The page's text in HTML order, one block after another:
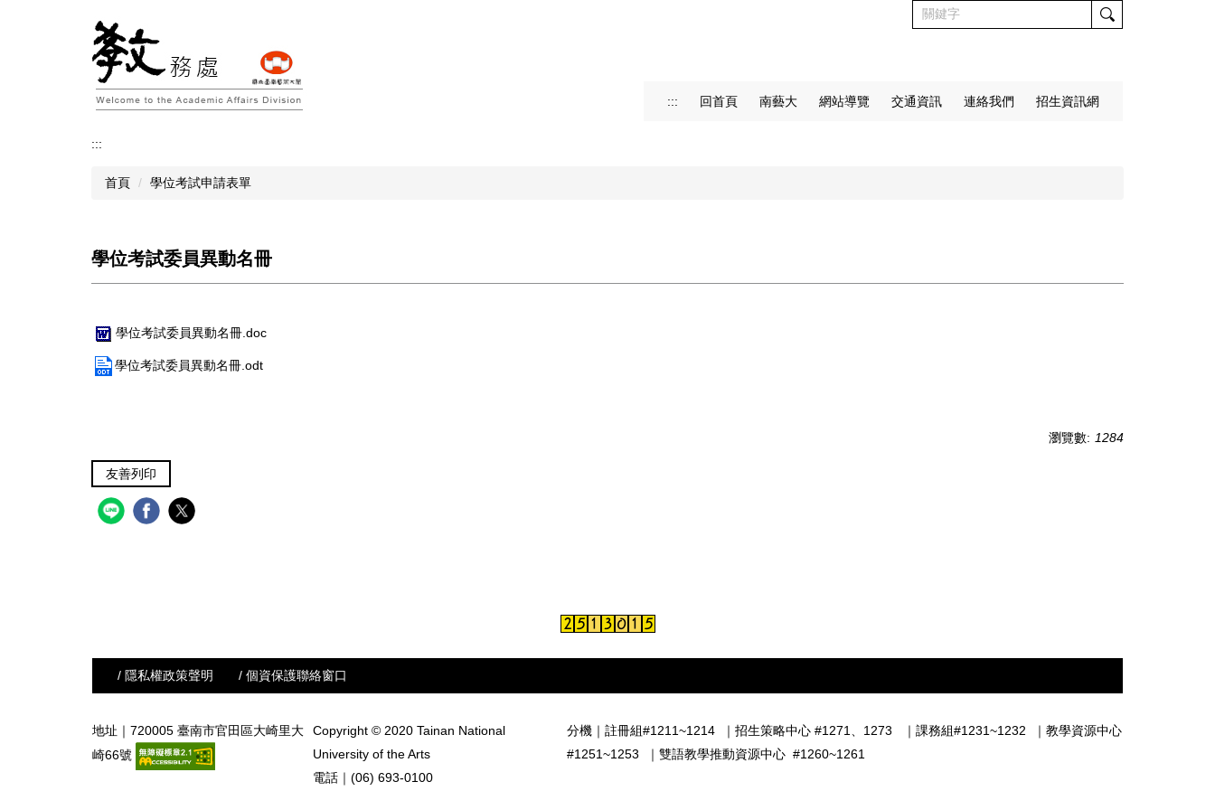
::: 回首頁 南藝大 網站導覽 交通資訊 連絡我們 招生資訊網
:::
首頁 學位考試申請表單
學位考試委員異動名冊
學位考試委員異動名冊.doc
學位考試委員異動名冊.odt
瀏覽數: 1284
友善列印
/ 隱私權政策聲明 / 個資保護聯絡窗口
地址｜720005 臺南市官田區大崎里大
崎66號
Copyright © 2020 Tainan National
University of the Arts
電話｜(06) 693-0100
分機｜註冊組#1211~1214 ｜招生策略中心 #1271、1273 ｜課務組#1231~1232 ｜教學資源中心
#1251~1253
｜雙語教學推動資源中心 #1260~1261